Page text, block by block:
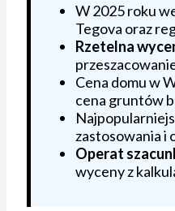
W 2025 roku
Tegova oraz
Rzetelna
Cena domu w
cena gruntów
zastosowania i
Operat
wyceny z